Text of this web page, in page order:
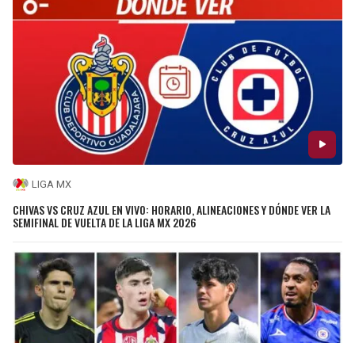
LIGA MX
CHIVAS VS CRUZ AZUL EN VIVO: HORARIO, ALINEACIONES Y DÓNDE VER LA
SEMIFINAL DE VUELTA DE LA LIGA MX 2026